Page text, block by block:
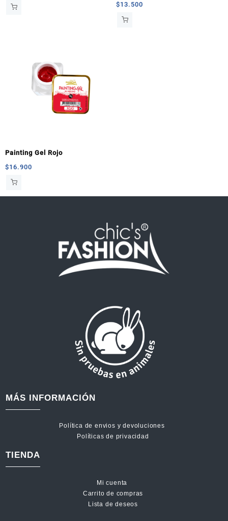
$13.500
Painting Gel Rojo
$16.900
MÁS INFORMACIÓN
Política de envios y devoluciones
Políticas de privacidad
TIENDA
Mi cuenta
Carrito de compras
Lista de deseos